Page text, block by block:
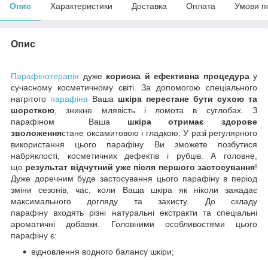
Опис Характеристики Доставка Оплата Умови
Опис
Парафінотерапія дуже корисна й ефективна процедурау
сучасному косметичному світі. За допомогою спеціального
нагрітого парафіна Ваша шкіра перестане бути сухою та
шорсткою , зникне млявість і ломота в суглобах. З
парафіном Ваша шкіра отримає здорове
зволоженнястане оксамитовою і гладкою. У разі регулярного
використання цього парафіну Ви зможете позбутися
набряклості, косметичних дефектів і рубців. А головне,
що результат відчутний уже після першого застосування!
Дуже доречним буде застосування цього парафіну в період
зміни сезонів, час, коли Ваша шкіра як ніколи зажадає
максимального догляду та захисту. До складу
парафіну входять різні натуральні екстракти та спеціальні
ароматичні добавки. Головними особливостями цього
парафіну є:
відновлення водного балансу шкіри;